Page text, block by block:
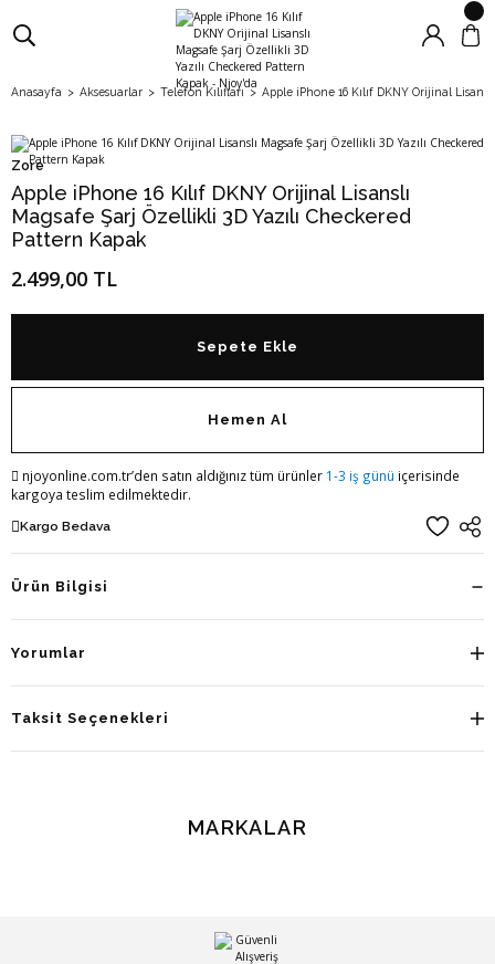
Anasayfa Aksesuarlar Telefon Kılıfları Apple iPhone 16 Kılıf DKNY Orijinal
Zore
Apple iPhone 16 Kılıf DKNY Orijinal Lisanslı
Magsafe Şarj Özellikli 3D Yazılı Checkered
Pattern Kapak
2.499,00 TL
Sepete Ekle
Hemen Al
njoyonline.com.tr’den satın aldığınız tüm ürünler 1-3 iş günü içerisinde
kargoya teslim edilmektedir.
Kargo Bedava
Ürün Bilgisi
Yorumlar
Taksit Seçenekleri
MARKALAR